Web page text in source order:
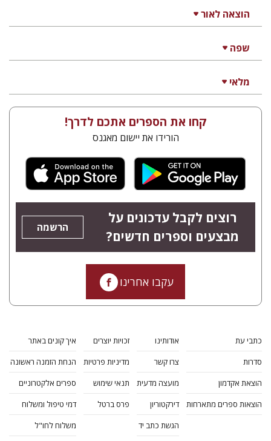
הוצאה לאור
שפה
מלאי
קחו את הספרים אתכם לדרך!
הורידו את יישום מאגנס
רוצים לקבל עדכונים על
מבצעים וספרים חדשים?
הרשמה
עקבו אחרינו
כתבי עת
סדרות
הוצאת אקדמון
הוצאות ספרים מתארחות
אודותינו
צרו קשר
מועצה מדעית
דירקטוריון
הגשת כתב יד
זכויות יוצרים
מדיניות פרטיות
תנאי שימוש
פרס ברטל
איך קונים באתר
הנחת הזמנה ראשונה
ספרים אלקטרוניים
דמי טיפול ומשלוח
משלוח לחו"ל